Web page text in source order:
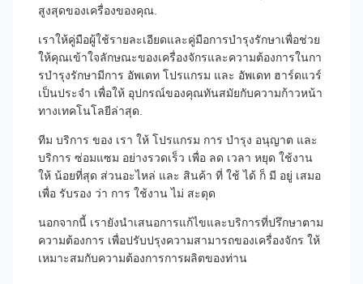
สูงสุดของเครื่องของคุณ.
เราให้คู่มือผู้ใช้รายละเอียดและคู่มือการบํารุงรักษาเพื่อช่วย
ให้คุณเข้าใจลักษณะของเครื่องจักรและความต้องการในกา
รบํารุงรักษามีการ อัพเดท โปรแกรม และ อัพเดท ฮาร์ดแวร์
เป็นประจํา เพื่อให้ อุปกรณ์ของคุณทันสมัยกับความก้าวหน้า
ทางเทคโนโลยีล่าสุด.
ทีม บริการ ของ เรา ให้ โปรแกรม การ บํารุง อนุญาต และ
บริการ ซ่อมแซม อย่างรวดเร็ว เพื่อ ลด เวลา หยุด ใช้งาน
ให้ น้อยที่สุด ส่วนอะไหล่ และ สินค้า ที่ ใช้ ได้ ก็ มี อยู่ เสมอ
เพื่อ รับรอง ว่า การ ใช้งาน ไม่ สะดุด
นอกจากนี้ เรายังนําเสนอการแก้ไขและบริการที่ปรึกษาตาม
ความต้องการ เพื่อปรับปรุงความสามารถของเครื่องจักร ให้
เหมาะสมกับความต้องการการผลิตของท่าน